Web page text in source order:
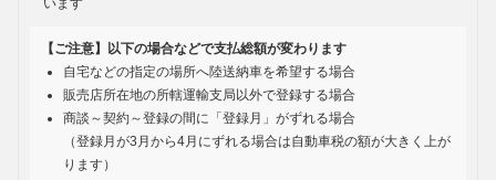
います
【ご注意】以下の場合などで支払総額が変わります
自宅などの指定の場所へ陸送納車を希望する場合
販売店所在地の所轄運輸支局以外で登録する場合
商談～契約～登録の間に「登録月」がずれる場合
（登録月が3月から4月にずれる場合は自動車税の額が大きく上が
ります）